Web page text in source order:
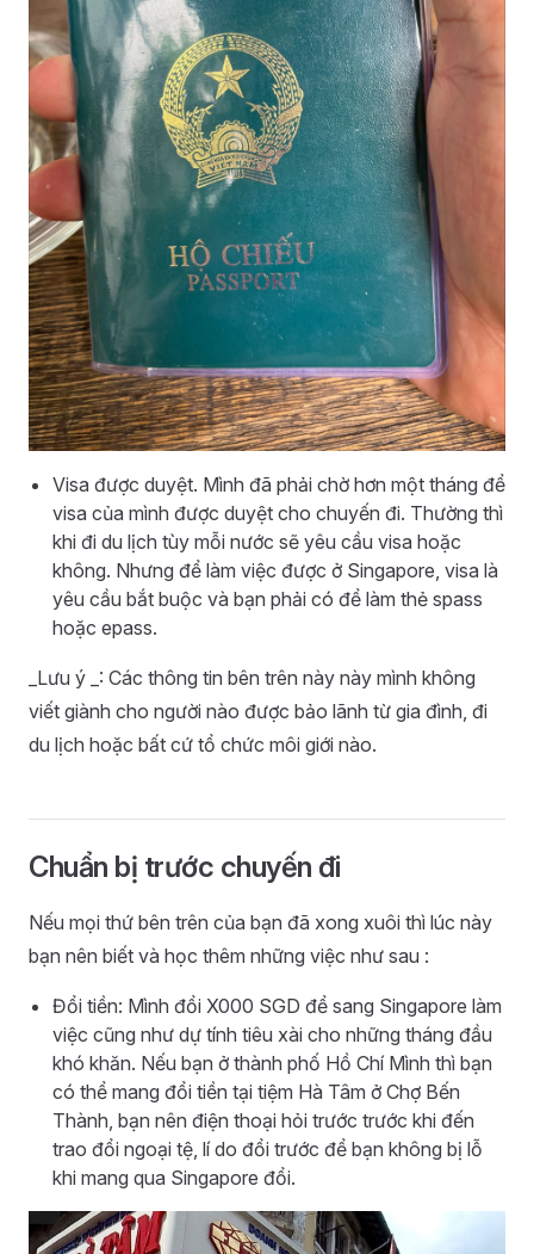
Visa được duyệt. Mình đã phải chờ hơn một tháng để
visa của mình được duyệt cho chuyến đi. Thường thì
khi đi du lịch tùy mỗi nước sẽ yêu cầu visa hoặc
không. Nhưng để làm việc được ở Singapore, visa là
yêu cầu bắt buộc và bạn phải có để làm thẻ spass
hoặc epass.
_Lưu ý _: Các thông tin bên trên này này mình không
viết giành cho người nào được bảo lãnh từ gia đình, đi
du lịch hoặc bất cứ tổ chức môi giới nào.
Chuẩn bị trước chuyến đi
Nếu mọi thứ bên trên của bạn đã xong xuôi thì lúc này
bạn nên biết và học thêm những việc như sau :
Đổi tiền: Mình đổi X000 SGD để sang Singapore làm
việc cũng như dự tính tiêu xài cho những tháng đầu
khó khăn. Nếu bạn ở thành phố Hồ Chí Mình thì bạn
có thể mang đổi tiền tại tiệm Hà Tâm ở Chợ Bến
Thành, bạn nên điện thoại hỏi trước trước khi đến
trao đổi ngoại tệ, lí do đổi trước để bạn không bị lỗ
khi mang qua Singapore đổi.